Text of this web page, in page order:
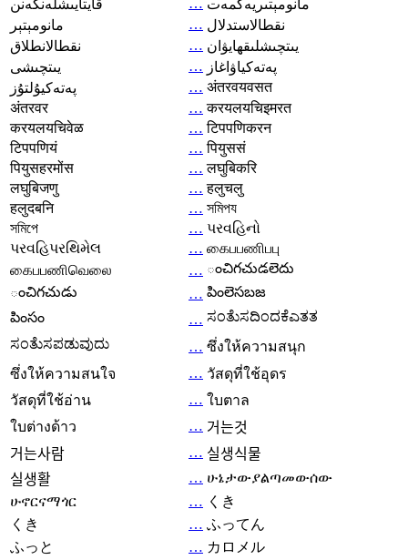
قايتايىشلەنگەنن
مانومېتىريەگمەت
مانومېتېر
… نقطالاستدلال
نقطالانطلاق
… يىتچىشلىقھايۋان
يىتچىشى
… پەتەكياۋاغاز
پەتەكيۇلتۇز
… अंतरवयवसत
अंतरवर
… करयलयचिइमरत
करयलयचिवेळ
… टिपपणिकरन
टिपपणियं
… पियुससं
पियुसहरमोंस
… लघुबिकरि
लघुबिजणु
… हलुचलु
हलुदबनि
… সমিপয
সমিপে
… પરવહિનો
પરવહિપરથિમેલ
… கைபபணிபபு
கைபபணிவெலை
… ంచిగచుడలెదు
ంచిగచుడు
… పింలెసబజ
పింసం
… ಸಂತೆುಸದಿಂದಕೆಎತತ
ಸಂತೆುಸಪಡುವುದು
… ซึ่งให้ความสนุก
ซึ่งให้ความสนใจ
… วัสดุที่ใช้อุดร
วัสดุที่ใช้อ่าน
… ใบตาล
ใบต่างด้าว
… 거는것
거는사람
… 실생식물
실생활
… ሁኔታውያልጣመውሰው
ሁኖርናማጎር
… くき
くき
… ふってん
ふっと
… カロメル